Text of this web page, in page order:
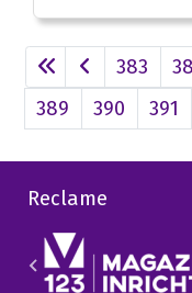
383
389
390 391
Reclame